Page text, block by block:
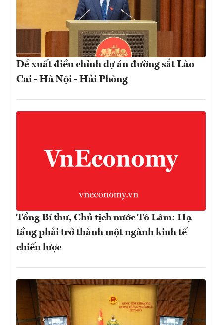
Đề xuất điều chỉnh dự án đường sắt Lào
Cai - Hà Nội - Hải Phòng
Tổng Bí thư, Chủ tịch nước Tô Lâm: Hạ
tầng phải trở thành một ngành kinh tế
chiến lược